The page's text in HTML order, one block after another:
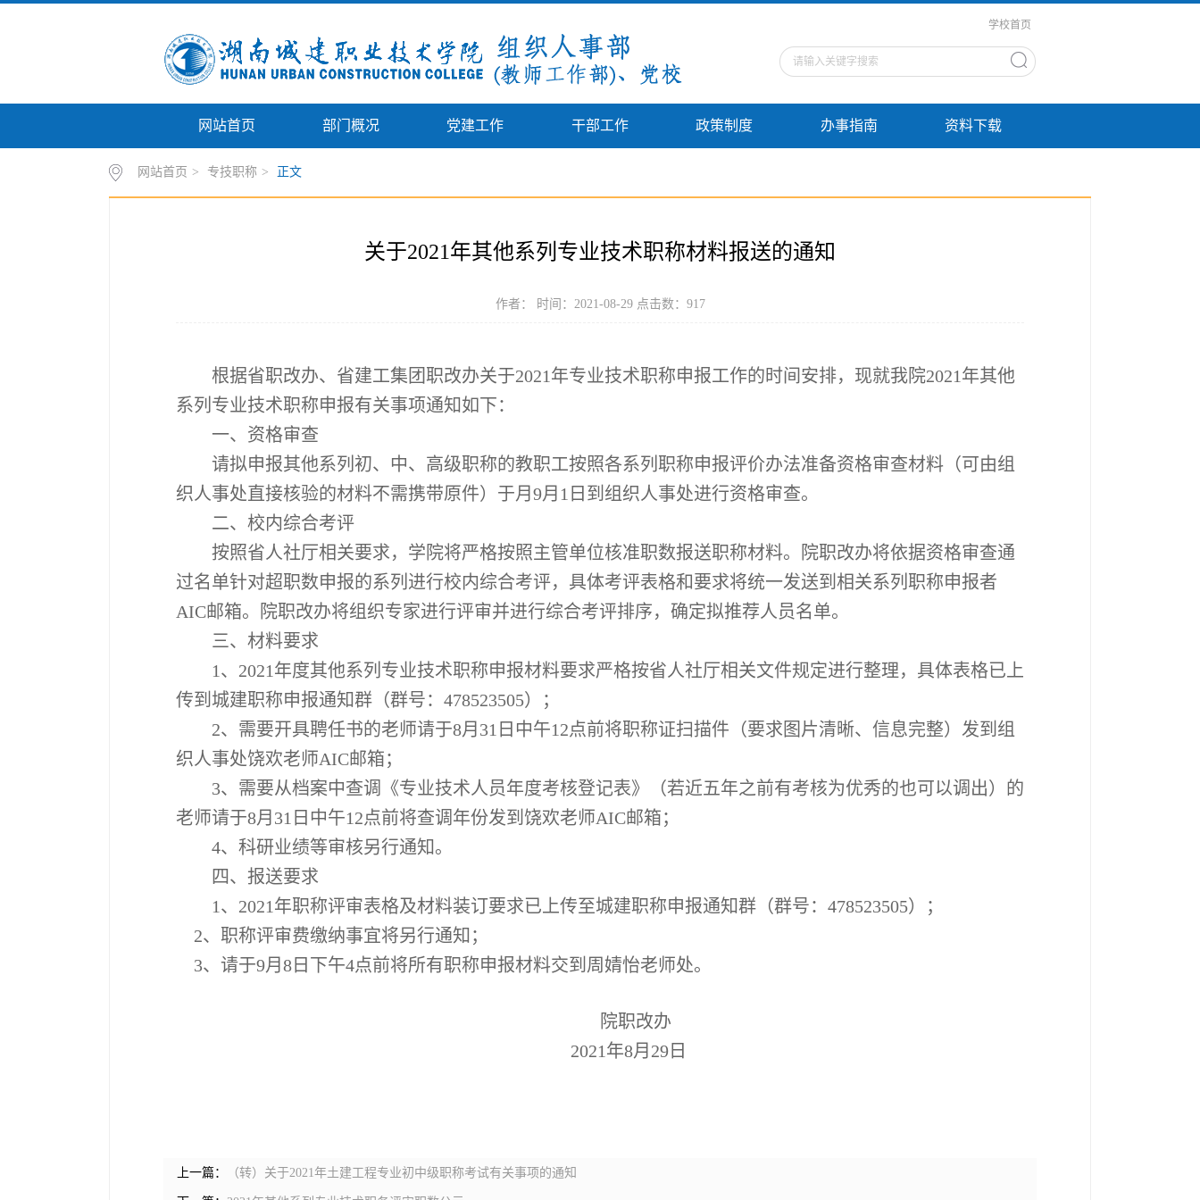
学校首页
网站首页 部门概况 党建工作 干部工作 政策制度 办事指南 资料下载
网站首页 > 专技职称 > 正文
关于2021年其他系列专业技术职称材料报送的通知
作者： 时间：2021-08-29 点击数： 917
根据省职改办、省建工集团职改办关于2021 年专业技术职称申报工作的时间安排，现就我院2021 年其他
系列专业技术职称申报有关事项通知如下：
一、资格审查
请拟申报其他系列初、中、高级职称的教职工按照各系列职称申报评价办法准备资格审查材料（可由组
织人事处直接核验的材料不需携带原件）于月 9月 1 日到组织人事处进行资格审查。
二、校内综合考评
按照省人社厅相关要求，学院将严格按照主管单位核准职数报送职称材料。院职改办将依据资格审查通
过名单针对超职数申报的系列进行校内综合考评，具体考评表格和要求将统一发送到相关系列职称申报者
AIC邮箱。院职改办将组织专家进行评审并进行综合考评排序，确定拟推荐人员名单。
三、材料要求
1 、 2021 年度其他系列专业技术职称申报材料要求严格按省人社厅相关文件规定进行整理，具体表格已上
传到城建职称申报通知群（群号： 478523505）；
2、需要开具聘任书的老师请于8月 31 日中午12点前将职称证扫描件（要求图片清晰、信息完整）发到组
织人事处饶欢老师AIC邮箱；
3、需要从档案中查调《专业技术人员年度考核登记表》（若近五年之前有考核为优秀的也可以调出）的
老师请于8月 31 日中午12点前将查调年份发到饶欢老师AIC邮箱；
4、科研业绩等审核另行通知。
四、报送要求
1 、 2021 年职称评审表格及材料装订要求已上传至城建职称申报通知群（群号： 478523505）；
2、职称评审费缴纳事宜将另行通知；
3、请于9月 8 日下午4点前将所有职称申报材料交到周婧怡老师处。
院职改办
2021 年8月 29 日
上一篇： （转）关于2021年土建工程专业初中级职称考试有关事项的通知